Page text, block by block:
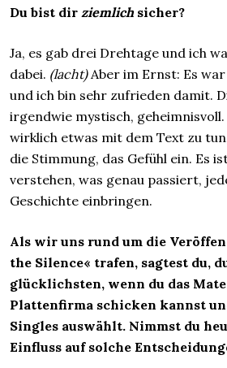
Du bist dir ziemlich sicher?
Ja, es gab drei Drehtage und ich
dabei. (lacht)Aber im Ernst: Es
und ich bin sehr zufrieden damit.
irgendwie mystisch,
wirklich etwas mit dem Text zu
die Stimmung, das Gefühl ein. Es
verstehen, was genau passiert,
Geschichte einbringen.
Als wir uns rund um die
the Silence« trafen, sagtest du,
glücklichsten, wenn du das
Plattenfirma schicken kannst
Singles auswählt. Nimmst du
Einfluss auf solche